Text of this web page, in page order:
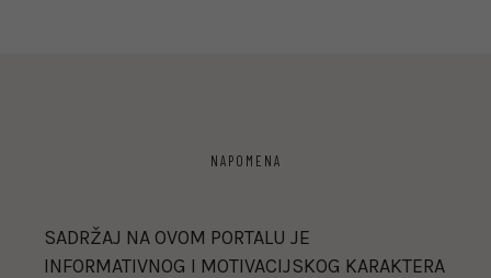
NAPOMENA
SADRŽAJ NA OVOM PORTALU JE
INFORMATIVNOG I MOTIVACIJSKOG KARAKTERA